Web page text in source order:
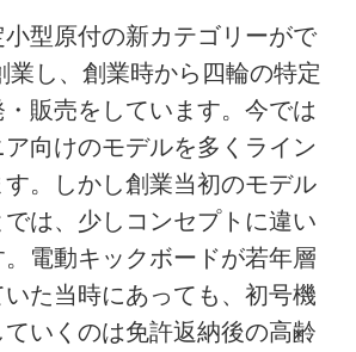
型原付の新カテゴリーがで
業し、創業時から四輪の特定
販売をしています。今では
向けのモデルを多くライン
。しかし創業当初のモデル
は、少しコンセプトに違い
電動キックボードが若年層
た当時にあっても、初号機
いくのは免許返納後の高齢